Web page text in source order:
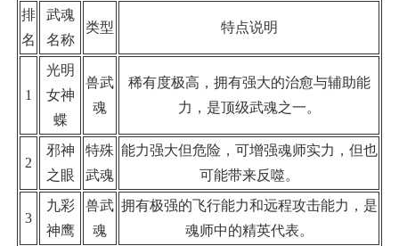
排
名
武魂
名称
类型 特点说明
1
光明
女神
蝶
兽武
魂
稀有度极高，拥有强大的治愈与辅助能
力，是顶级武魂之一。
2
邪神
之眼
特殊
武魂
能力强大但危险，可增强魂师实力，但也
可能带来反噬。
3
九彩
神鹰
兽武
魂
拥有极强的飞行能力和远程攻击能力，是
魂师中的精英代表。